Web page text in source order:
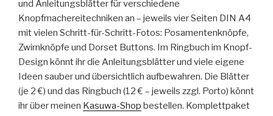
und Anleitungsblätter für verschiedene
Knopfmachereitechniken an – jeweils vier Seiten DIN A4
mit vielen Schritt-für-Schritt-Fotos: Posamentenknöpfe,
Zwirnknöpfe und Dorset Buttons. Im Ringbuch im Knopf-
Design könnt ihr die Anleitungsblätter und viele eigene
Ideen sauber und übersichtlich aufbewahren. Die Blätter
(je 2 €) und das Ringbuch (12 € – jeweils zzgl. Porto) könnt
ihr über meinen Kasuwa-Shop bestellen. Komplettpaket